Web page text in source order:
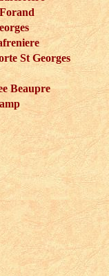
St Georges
Beaupre